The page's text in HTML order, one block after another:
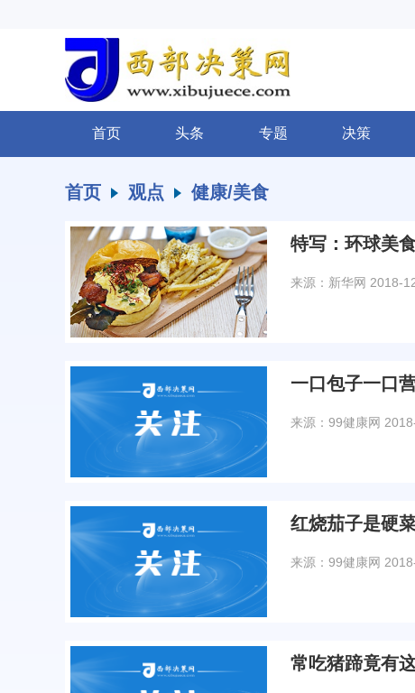
首页 头条 专题 决策
首页 观点 健康/美食
特写：环球美
来源：新华网 2018-
一口包子一口
来源：99健康网
红烧茄子是硬
来源：99健康网
常吃猪蹄竟有